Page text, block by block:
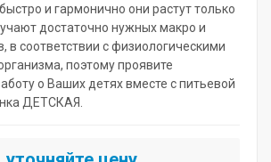
и гармонично они растут только
достаточно нужных макро и
в соответствии с физиологическими
поэтому проявите
о Ваших детях вместе с питьевой
ДЕТСКАЯ.